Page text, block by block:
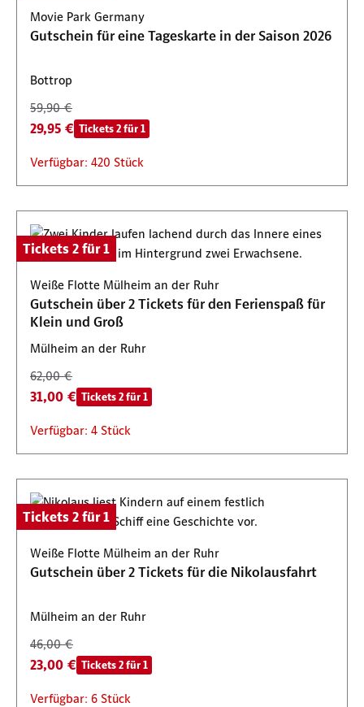
Movie Park Germany
Gutschein für eine Tageskarte in der Saison 2026
Bottrop
59,90 €
29,95 € Tickets 2 für 1
Verfügbar: 420 Stück
Tickets 2 für 1
Weiße Flotte Mülheim an der Ruhr
Gutschein über 2 Tickets für den Ferienspaß für
Klein und Groß
Mülheim an der Ruhr
62,00 €
31,00 € Tickets 2 für 1
Verfügbar: 4 Stück
Tickets 2 für 1
Weiße Flotte Mülheim an der Ruhr
Gutschein über 2 Tickets für die Nikolausfahrt
Mülheim an der Ruhr
46,00 €
23,00 € Tickets 2 für 1
Verfügbar: 6 Stück